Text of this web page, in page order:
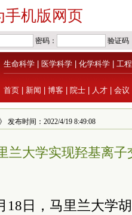
手机版网页
生命科学 医学科学 化学科学 工
首页 新闻 博客 院士 人才 会议
发布时间：2022/4/19 8:49:08
兰大学实现羟基离子
18日，马里兰大学